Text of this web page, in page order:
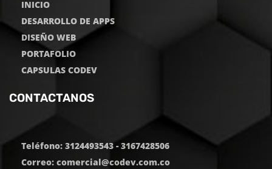
INICIO
DESARROLLO DE APPS
DISEÑO WEB
PORTAFOLIO
CAPSULAS CODEV
CONTACTANOS
Teléfono: 3124493543 - 3167428506
Correo: comercial@codev.com.co